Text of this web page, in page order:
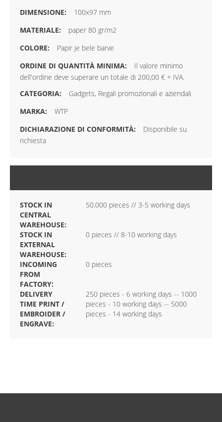
100x97 mm
paper 80 gr/m2
Papir je bele barve
Il valore minimo
dell'ordine deve superare un totale di 200,00 € + IVA.
Gadgets, Regali promozionali e aziendali
WTP
Disponibile su
richiesta
STOCK IN
CENTRAL
WAREHOUSE:
50.000 pieces // 3-5 working days
STOCK IN
EXTERNAL
WAREHOUSE:
0 pieces // 8-10 working days
INCOMING
FROM
FACTORY:
0 pieces
DELIVERY
TIME PRINT /
EMBROIDER /
ENGRAVE:
250 pieces - 6 working days -- 1000
pieces - 10 working days -- 5000
pieces - 14 working days